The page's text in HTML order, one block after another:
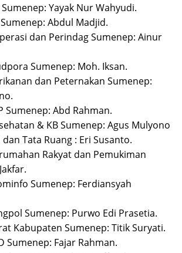
Yayak Nur Wahyudi.
Abdul Madjid.
dan Perindag Sumenep: Ainur
Sumenep: Moh. Iksan.
dan Peternakan Sumenep:
Sumenep: Abd Rahman.
& KB Sumenep: Agus Mulyono
Tata Ruang : Eri Susanto.
Rakyat dan Pemukiman
Sumenep: Ferdiansyah
Sumenep: Purwo Edi Prasetia.
Kabupaten Sumenep: Titik Suryati.
Sumenep: Fajar Rahman.